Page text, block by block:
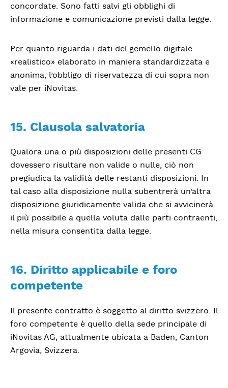
concordate. Sono fatti salvi gli obblighi di
informazione e comunicazione previsti dalla legge.
Per quanto riguarda i dati del gemello digitale
«realistico» elaborato in maniera standardizzata e
anonima, l’obbligo di riservatezza di cui sopra non
vale per iNovitas.
15. Clausola salvatoria
Qualora una o più disposizioni delle presenti CG
dovessero risultare non valide o nulle, ciò non
pregiudica la validità delle restanti disposizioni. In
tal caso alla disposizione nulla subentrerà un’altra
disposizione giuridicamente valida che si avvicinerà
il più possibile a quella voluta dalle parti contraenti,
nella misura consentita dalla legge.
16. Diritto applicabile e foro
competente
Il presente contratto è soggetto al diritto svizzero. Il
foro competente è quello della sede principale di
iNovitas AG, attualmente ubicata a Baden, Canton
Argovia, Svizzera.